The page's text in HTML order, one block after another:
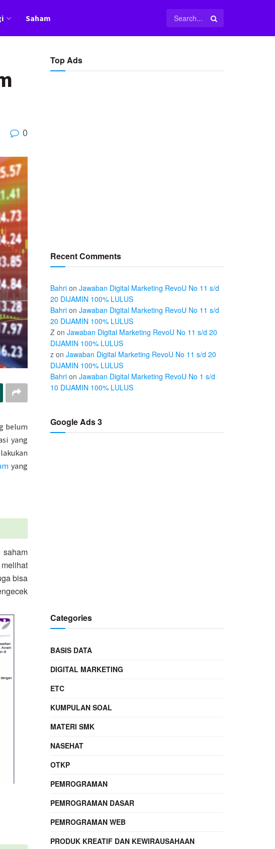
Saham
0
belum
yang
yang
saham
bisa
Top Ads
Recent Comments
Bahri on Jawaban Digital Marketing RevoU No 11 s/d
20 DIJAMIN 100% LULUS
Bahri on Jawaban Digital Marketing RevoU No 11 s/d
20 DIJAMIN 100% LULUS
Z on Jawaban Digital Marketing RevoU No 11 s/d 20
DIJAMIN 100% LULUS
z on Jawaban Digital Marketing RevoU No 11 s/d 20
DIJAMIN 100% LULUS
Bahri on Jawaban Digital Marketing RevoU No 1 s/d
10 DIJAMIN 100% LULUS
Google Ads 3
Categories
BASIS DATA
DIGITAL MARKETING
ETC
KUMPULAN SOAL
MATERI SMK
NASEHAT
OTKP
PEMROGRAMAN
PEMROGRAMAN DASAR
PEMROGRAMAN WEB
PRODUK KREATIF DAN KEWIRAUSAHAAN